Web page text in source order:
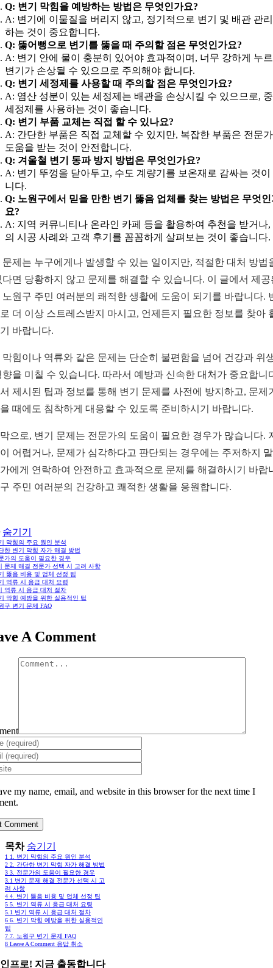
Q: 변기 막힘을 예방하는 방법은 무엇인가요?
A: 변기에 이물질을 버리지 않고, 정기적으로 변기 및 배관 관
하는 것이 중요합니다.
Q: 뚫어뻥으로 변기를 뚫을 때 주의할 점은 무엇인가요?
A: 변기 안에 물이 충분히 있어야 효과적이며, 너무 강하게 누
변기가 손상될 수 있으므로 주의해야 합니다.
Q: 변기 세정제를 사용할 때 주의할 점은 무엇인가요?
A: 염산 성분이 있는 세정제는 배관을 손상시킬 수 있으므로,
세정제를 사용하는 것이 좋습니다.
Q: 변기 부품 교체는 직접 할 수 있나요?
A: 간단한 부품은 직접 교체할 수 있지만, 복잡한 부품은 전문
도움을 받는 것이 안전합니다.
Q: 겨울철 변기 동파 방지 방법은 무엇인가요?
A: 변기 뚜껑을 닫아두고, 수도 계량기를 보온재로 감싸는 것이
니다.
Q: 노원구에서 믿을 만한 변기 뚫음 업체를 찾는 방법은 무엇인
요?
A: 지역 커뮤니티나 온라인 카페 등을 활용하여 추천을 받거나,
의 시공 사례와 고객 후기를 꼼꼼하게 살펴보는 것이 좋습니다.
문제는 누구에게나 발생할 수 있는 일이지만, 적절한 대처 방법
다면 당황하지 않고 문제를 해결할 수 있습니다. 이 글에서 제공
노원구 주민 여러분의 쾌적한 생활에 도움이 되기를 바랍니다.
더 이상 스트레스받지 마시고, 언제든지 필요한 정보를 찾아
바랍니다.
막힘이나 역류와 같은 문제는 단순히 불편함을 넘어 건강과 위
향을 미칠 수 있습니다. 따라서 예방과 신속한 대처가 중요합니
제시된 팁과 정보를 통해 변기 문제를 사전에 방지하고, 문제
때에도 침착하게 대응할 수 있도록 준비하시기 바랍니다.
으로, 변기 문제는 전문가의 도움이 필요한 경우가 많습니다.
어렵거나, 문제가 심각하다고 판단되는 경우에는 주저하지
에게 연락하여 안전하고 효과적으로 문제를 해결하시기 바랍
주민 여러분의 건강하고 쾌적한 생활을 응원합니다.
숨기기
막힘의 주요 원인 분석
한 변기 막힘 자가 해결 방법
가의 도움이 필요한 경우
문제 해결 전문가 선택 시 고려 사항
뚫음 비용 및 업체 선정 팁
역류 시 응급 대처 요령
역류 시 응급 대처 절차
막힘 예방을 위한 실용적인 팁
구 변기 문제 FAQ
A Comment
my name, email, and website in this browser for the next time I
목차 숨기기
1 1. 변기 막힘의 주요 원인 분석
2 2. 간단한 변기 막힘 자가 해결 방법
3 3. 전문가의 도움이 필요한 경우
3.1 변기 문제 해결 전문가 선택 시 고
려 사항
4 4. 변기 뚫음 비용 및 업체 선정 팁
5 5. 변기 역류 시 응급 대처 요령
5.1 변기 역류 시 응급 대처 절차
6 6. 변기 막힘 예방을 위한 실용적인
팁
7 7. 노원구 변기 문제 FAQ
8 Leave A Comment 응답 취소
프로! 지금 출동합니다